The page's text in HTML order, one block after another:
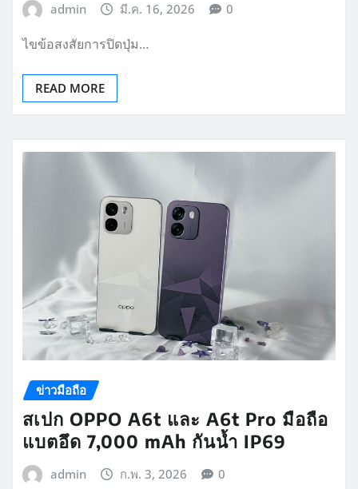
admin มี.ค. 16, 2026 0
ไขข้อสงสัยการปิดปุ่ม…
READ MORE
ข่าวมือถือ
สเปก OPPO A6t และ A6t Pro มือถือ
แบตอึด 7,000 mAh กันน้ำ IP69
admin ก.พ. 3, 2026 0